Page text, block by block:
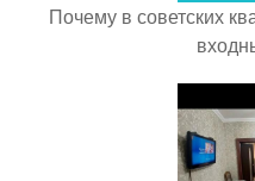
Почему в советских